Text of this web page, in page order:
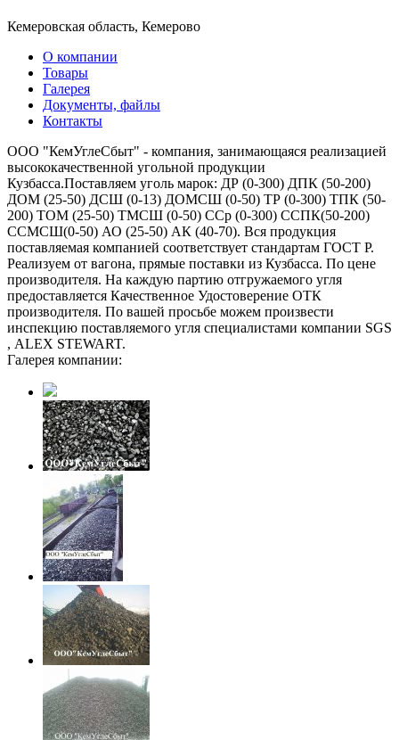
Кемеровская область, Кемерово
О компании
Товары
Галерея
Документы, файлы
Контакты
ООО "КемУглеСбыт" - компания, занимающаяся реализацией
высококачественной угольной продукции
Кузбасса.Поставляем уголь марок: ДР (0-300) ДПК (50-200)
ДОМ (25-50) ДСШ (0-13) ДОМСШ (0-50) ТР (0-300) ТПК (50-
200) ТОМ (25-50) ТМСШ (0-50) ССр (0-300) ССПК(50-200)
ССМСШ(0-50) АО (25-50) АК (40-70). Вся продукция
поставляемая компанией соответствует стандартам ГОСТ Р.
Реализуем от вагона, прямые поставки из Кузбасса. По цене
производителя. На каждую партию отгружаемого угля
предоставляется Качественное Удостоверение ОТК
производителя. По вашей просьбе можем произвести
инспекцию поставляемого угля специалистами компании SGS
, АLEX STEWART.
Галерея компании: